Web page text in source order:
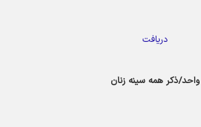
دریافت
واحد/ذکر همه سینه زنان